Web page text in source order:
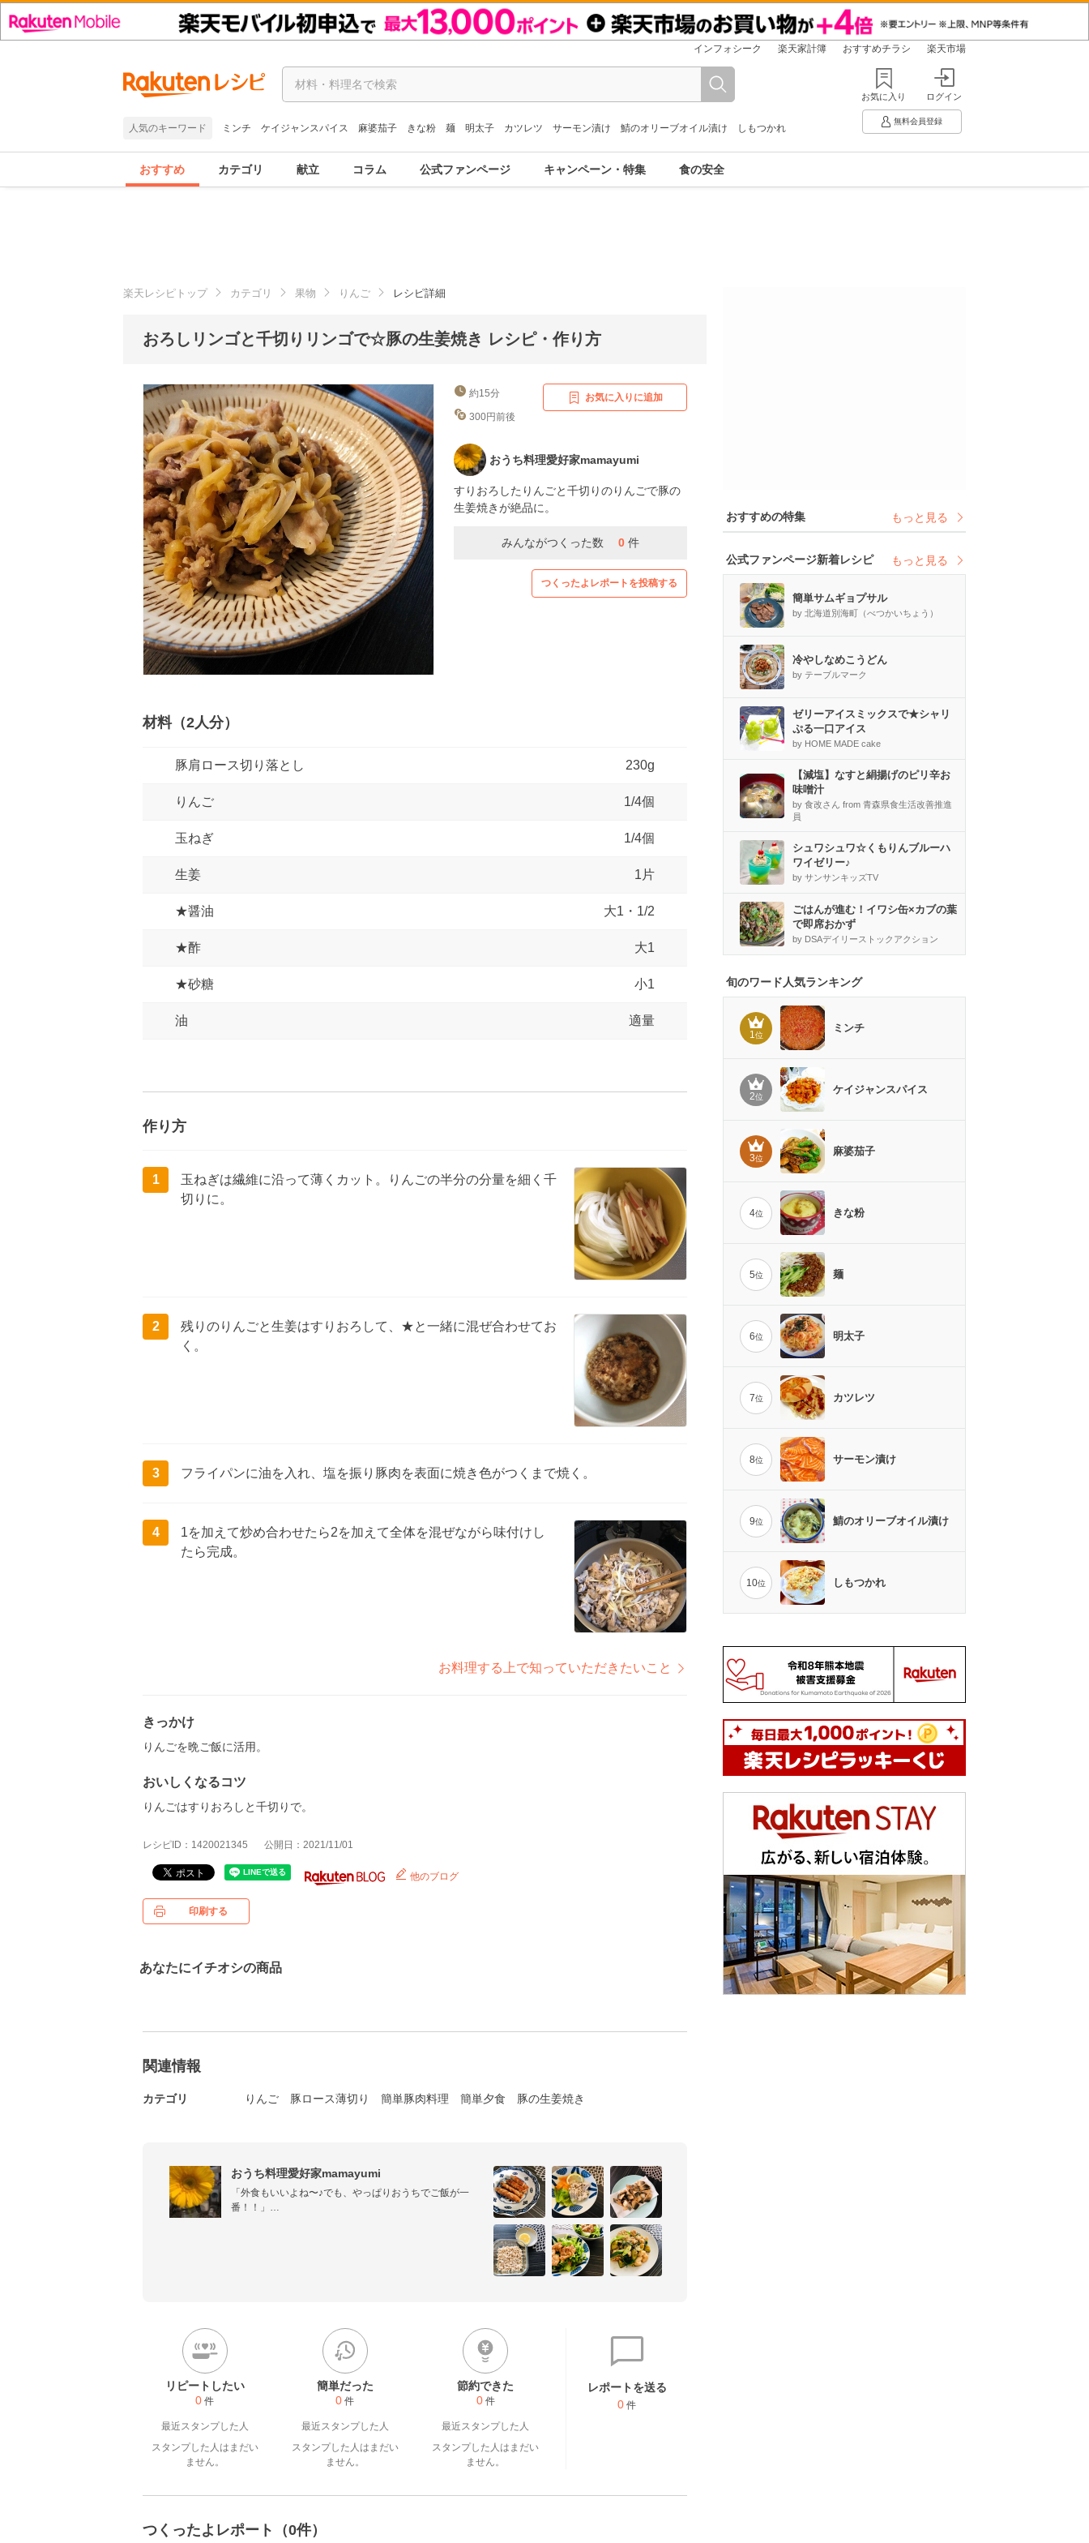
インフォシーク 楽天家計簿 おすすめチラシ 楽天市場
人気のキーワード ミンチ ケイジャンスパイス 麻婆茄子 きな粉 麺 明太子 カツレツ サーモン漬け 鯖のオリーブオイル漬け しもつかれ
お気に入り ログイン
無料会員登録
おすすめ カテゴリ 献立 コラム 公式ファンページ キャンペーン・特集 食の安全
楽天レシピトップ カテゴリ 果物 りんご レシピ詳細
おろしリンゴと千切りリンゴで☆豚の生姜焼き レシピ・作り方
約15分
300円前後
お気に入りに追加
おうち料理愛好家mamayumi
すりおろしたりんごと千切りのりんごで豚の
生姜焼きが絶品に。
みんながつくった数 0 件
つくったよレポートを投稿する
材料（2人分）
豚肩ロース切り落とし 230g
りんご 1/4個
玉ねぎ 1/4個
生姜 1片
★醤油 大1・1/2
★酢 大1
★砂糖 小1
油 適量
作り方
1
玉ねぎは繊維に沿って薄くカット。りんごの半分の分量を細く千
切りに。
2
残りのりんごと生姜はすりおろして、★と一緒に混ぜ合わせてお
く。
3 フライパンに油を入れ、塩を振り豚肉を表面に焼き色がつくまで焼く。
4
1を加えて炒め合わせたら2を加えて全体を混ぜながら味付けし
たら完成。
お料理する上で知っていただきたいこと
きっかけ
りんごを晩ご飯に活用。
おいしくなるコツ
りんごはすりおろしと千切りで。
レシピID：1420021345 公開日：2021/11/01
他のブログ
印刷する
あなたにイチオシの商品
関連情報
カテゴリ りんご 豚ロース薄切り 簡単豚肉料理 簡単夕食 豚の生姜焼き
おうち料理愛好家mamayumi
「外食もいいよね〜♪でも、やっぱりおうちでご飯が一
番！！」
簡単で時間もお金もかけないメニューが人気☆
／食生活アドバイザー2級取得
リピートしたい
0 件
最近スタンプした人
スタンプした人はまだい
ません。
簡単だった
0 件
最近スタンプした人
スタンプした人はまだい
ません。
節約できた
0 件
最近スタンプした人
スタンプした人はまだい
ません。
レポートを送る
0 件
つくったよレポート（0件）
おすすめの特集 もっと見る
公式ファンページ新着レシピ もっと見る
簡単サムギョプサル
by 北海道別海町（べつかいちょう）
冷やしなめこうどん
by テーブルマーク
ゼリーアイスミックスで★シャリ
ぷる一口アイス
by HOME MADE cake
【減塩】なすと絹揚げのピリ辛お
味噌汁
by 食改さん from 青森県食生活改善推進
員
シュワシュワ☆くもりんブルーハ
ワイゼリー♪
by サンサンキッズTV
ごはんが進む！イワシ缶×カブの葉
で即席おかず
by DSAデイリーストックアクション
旬のワード人気ランキング
1位
ミンチ
2位
ケイジャンスパイス
3位
麻婆茄子
4位 きな粉
5位 麺
6位 明太子
7位 カツレツ
8位 サーモン漬け
9位 鯖のオリーブオイル漬け
10位 しもつかれ